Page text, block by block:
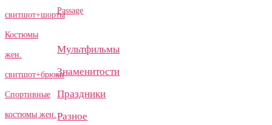
свитшот+шорты
Костюмы
жен.
свитшот+брюки
Спортивные
костюмы жен.
Passage
Мультфильмы
Знаменитости
Праздники
Разное